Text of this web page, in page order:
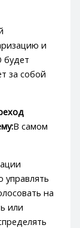
и
будет
за собой
В самом
управлять
на
или